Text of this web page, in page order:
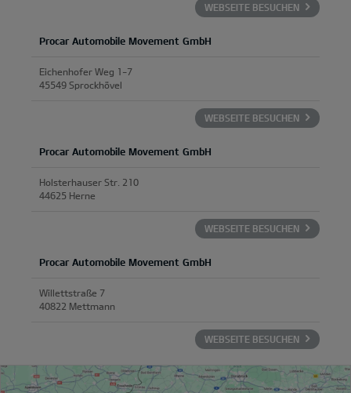
WEBSEITE BESUCHEN
Procar Automobile Movement GmbH
Eichenhofer Weg 1-7
45549 Sprockhövel
WEBSEITE BESUCHEN
Procar Automobile Movement GmbH
Holsterhauser Str. 210
44625 Herne
WEBSEITE BESUCHEN
Procar Automobile Movement GmbH
Willettstraße 7
40822 Mettmann
WEBSEITE BESUCHEN